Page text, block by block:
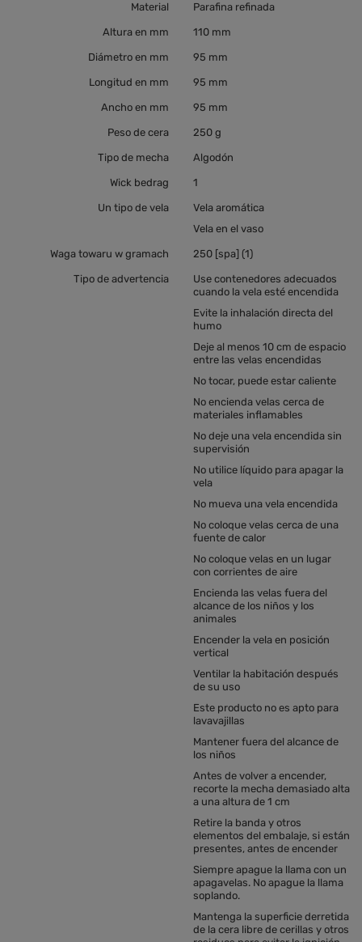
Material Parafina refinada
Altura en mm 110 mm
Diámetro en mm 95 mm
Longitud en mm 95 mm
Ancho en mm 95 mm
Peso de cera 250 g
Tipo de mecha Algodón
Wick bedrag 1
Un tipo de vela
Vela aromática
Vela en el vaso
Waga towaru w gramach 250 [spa] (1)
Tipo de advertencia
Use contenedores adecuados
cuando la vela esté encendida
Evite la inhalación directa del
humo
Deje al menos 10 cm de espacio
entre las velas encendidas
No tocar, puede estar caliente
No encienda velas cerca de
materiales inflamables
No deje una vela encendida sin
supervisión
No utilice líquido para apagar la
vela
No mueva una vela encendida
No coloque velas cerca de una
fuente de calor
No coloque velas en un lugar
con corrientes de aire
Encienda las velas fuera del
alcance de los niños y los
animales
Encender la vela en posición
vertical
Ventilar la habitación después
de su uso
Este producto no es apto para
lavavajillas
Mantener fuera del alcance de
los niños
Antes de volver a encender,
recorte la mecha demasiado alta
a una altura de 1 cm
Retire la banda y otros
elementos del embalaje, si están
presentes, antes de encender
Siempre apague la llama con un
apagavelas. No apague la llama
soplando.
Mantenga la superficie derretida
de la cera libre de cerillas y otros